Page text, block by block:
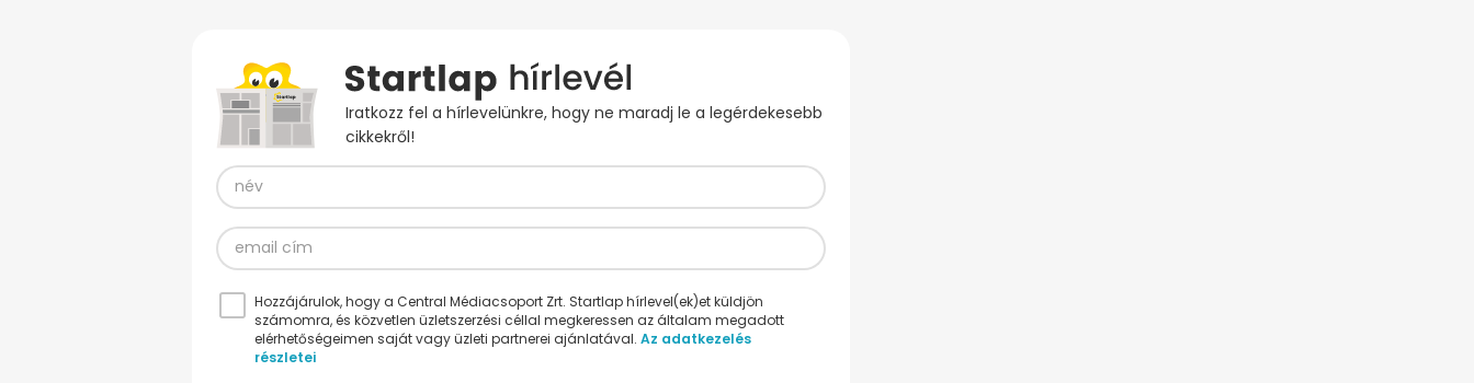
Iratkozz fel a hírlevelünkre, hogy ne maradj le a legérdekesebb
cikkekről!
Hozzájárulok, hogy a Central Médiacsoport Zrt. Startlap hírlevel(ek)et küldjön
számomra, és közvetlen üzletszerzési céllal megkeressen az általam megadott
elérhetőségeimen saját vagy üzleti partnerei ajánlatával. Az adatkezelés
részletei